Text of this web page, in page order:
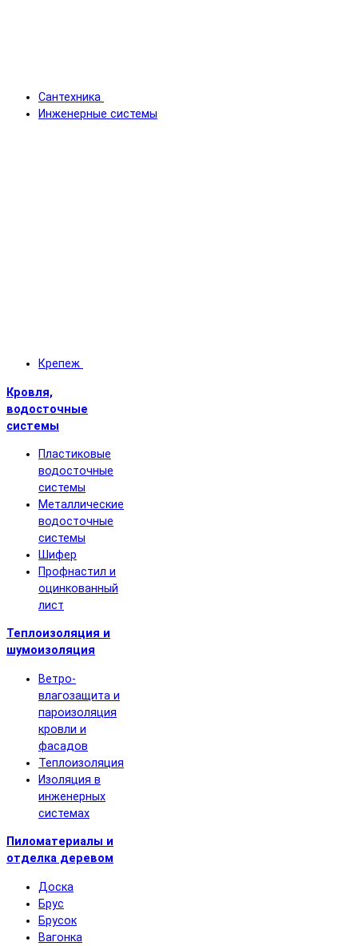
Сантехника
Инженерные системы
Крепеж
Кровля,
водосточные
системы
Пластиковые
водосточные
системы
Металлические
водосточные
системы
Шифер
Профнастил и
оцинкованный
лист
Теплоизоляция и
шумоизоляция
Ветро-
влагозащита и
пароизоляция
кровли и
фасадов
Теплоизоляция
Изоляция в
инженерных
системах
Пиломатериалы и
отделка деревом
Доска
Брус
Брусок
Вагонка